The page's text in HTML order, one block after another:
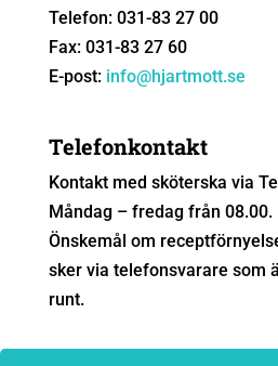
Telefon: 031-83 27 00
Fax: 031-83 27 60
E-post: info@hjartmott.se
Telefonkontakt
Kontakt med sköterska via
Måndag – fredag från 08.00.
Önskemål om
sker via telefonsvarare som
runt.